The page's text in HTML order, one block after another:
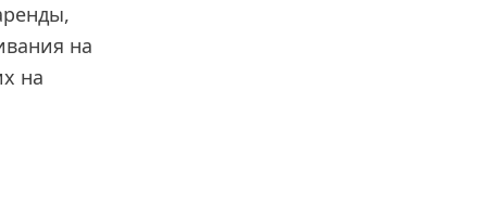
на
на